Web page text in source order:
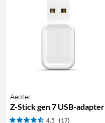
Aeotec
Z-Stick gen 7 USB-adapter
4.5 (17)